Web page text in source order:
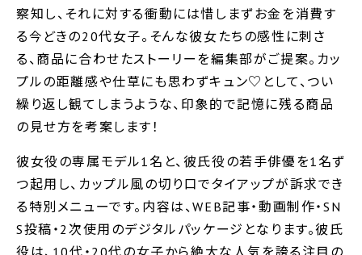
察知し、それに対する衝動には惜しまずお金を消費す
る今どきの20代女子。そんな彼女たちの感性に刺さ
る、商品に合わせたストーリーを編集部がご提案。カッ
プルの距離感や仕草にも思わずキュン♡として、つい
繰り返し観てしまうような、印象的で記憶に残る商品
の見せ方を考案します！
彼女役の専属モデル1名と、彼氏役の若手俳優を1名ず
つ起用し、カップル風の切り口でタイアップが訴求でき
る特別メニューです。内容は、WEB記事・動画制作・SN
S投稿・2次使用のデジタルパッケージとなります。彼氏
役は、10代・20代の女子から絶大な人気を誇る注目の